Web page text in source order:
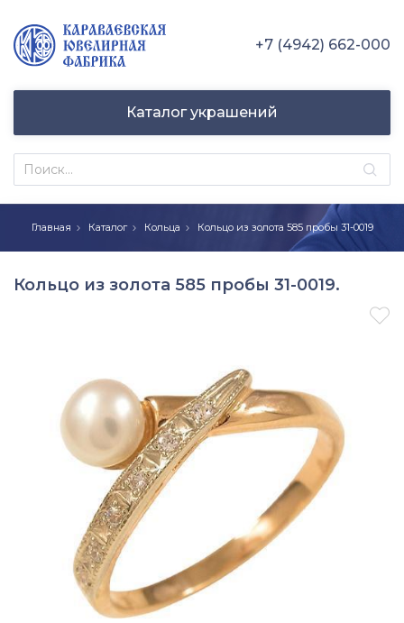
+7 (4942) 662-000
Каталог украшений
Главная Каталог Кольца Кольцо из золота 585 пробы 31-0019
Кольцо из золота 585 пробы 31-0019.
